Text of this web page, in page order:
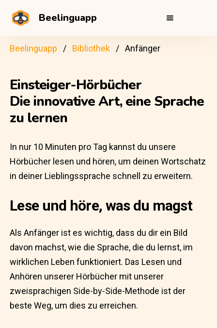
Beelinguapp
Beelinguapp Bibliothek Anfänger
Einsteiger-Hörbücher
Die innovative Art, eine Sprache
zu lernen
In nur 10 Minuten pro Tag kannst du unsere
Hörbücher lesen und hören, um deinen Wortschatz
in deiner Lieblingssprache schnell zu erweitern.
Lese und höre, was du magst
Als Anfänger ist es wichtig, dass du dir ein Bild
davon machst, wie die Sprache, die du lernst, im
wirklichen Leben funktioniert. Das Lesen und
Anhören unserer Hörbücher mit unserer
zweisprachigen Side-by-Side-Methode ist der
beste Weg, um dies zu erreichen.